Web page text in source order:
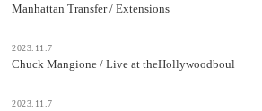
Manhattan Transfer / Extensions
2023.11.7
Chuck Mangione / Live at theHollywoodboul
2023.11.7